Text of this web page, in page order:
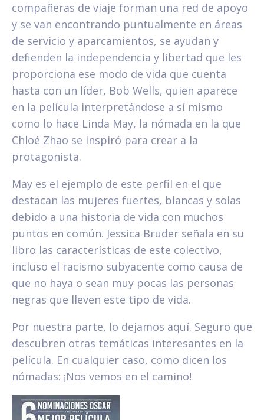
compañeras de viaje forman una red de apoyo
y se van encontrando puntualmente en áreas
de servicio y aparcamientos, se ayudan y
defienden la independencia y libertad que les
proporciona ese modo de vida que cuenta
hasta con un líder, Bob Wells, quien aparece
en la película interpretándose a sí mismo
como lo hace Linda May, la nómada en la que
Chloé Zhao se inspiró para crear a la
protagonista.
May es el ejemplo de este perfil en el que
destacan las mujeres fuertes, blancas y solas
debido a una historia de vida con muchos
puntos en común. Jessica Bruder señala en su
libro las características de este colectivo,
incluso el racismo subyacente como causa de
que no haya o sean muy pocas las personas
negras que lleven este tipo de vida.
Por nuestra parte, lo dejamos aquí. Seguro que
descubren otras temáticas interesantes en la
película. En cualquier caso, como dicen los
nómadas: ¡Nos vemos en el camino!